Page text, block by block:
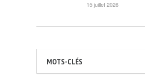
15 juillet 2026
MOTS-CLÉS